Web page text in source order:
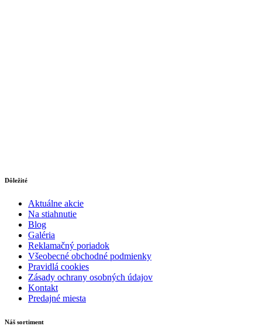
Dôležité
Aktuálne akcie
Na stiahnutie
Blog
Galéria
Reklamačný poriadok
Všeobecné obchodné podmienky
Pravidlá cookies
Zásady ochrany osobných údajov
Kontakt
Predajné miesta
Náš sortiment